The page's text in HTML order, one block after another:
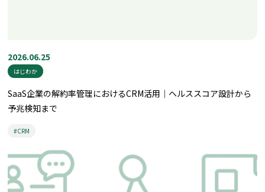
2026.06.25
はじわか
SaaS企業の解約率管理におけるCRM活用｜ヘルススコア設計から
予兆検知まで
#CRM